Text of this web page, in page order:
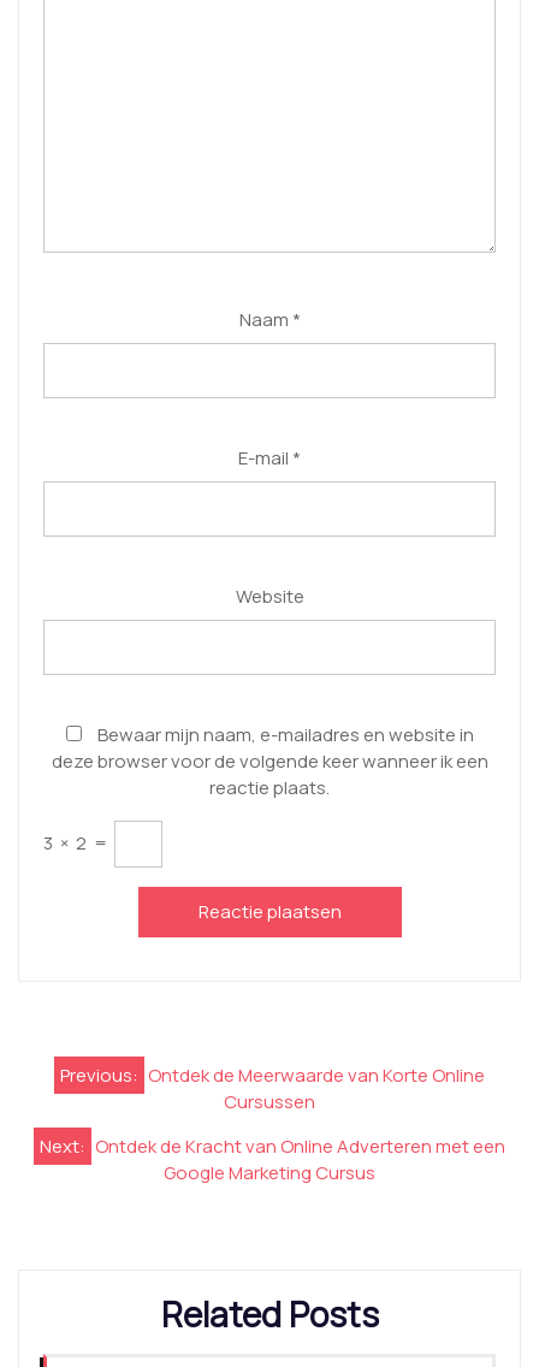
Naam *
E-mail *
Website
Bewaar mijn naam, e-mailadres en website in
deze browser voor de volgende keer wanneer ik een
reactie plaats.
3 × 2 =
Berichtnavigatie
Previous: Ontdek de Meerwaarde van Korte Online
Cursussen
Next: Ontdek de Kracht van Online Adverteren met een
Google Marketing Cursus
Related Posts